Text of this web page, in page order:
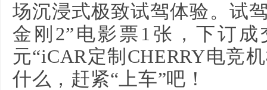
场沉浸式极致试驾体验。试
金刚2”电影票1张，下订
元“iCAR定制CHERRY电竞
什么，赶紧“上车”吧！